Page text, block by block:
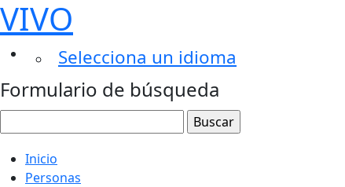
VIVO
Selecciona un idioma
Formulario de búsqueda
Inicio
Personas